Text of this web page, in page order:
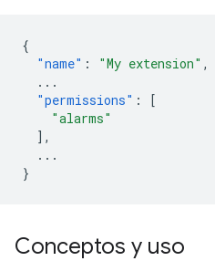
{
"name" : "My extension" ,
...
"permissions" :
[
"alarms"
],
...
}
Conceptos y uso